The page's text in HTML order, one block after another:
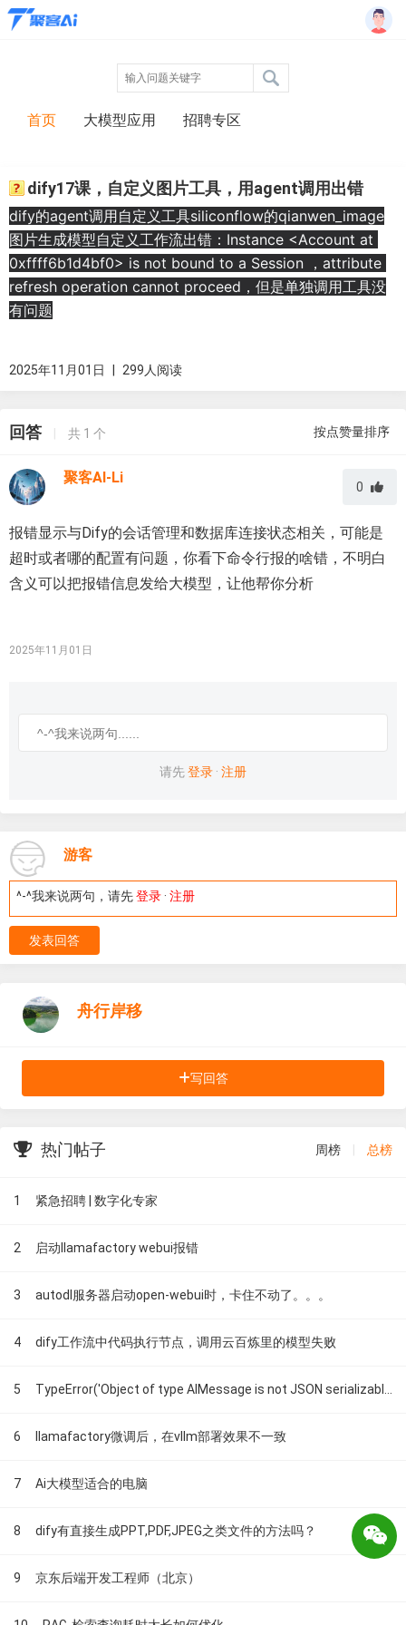
首页 大模型应用 招聘专区
dify17课，自定义图片工具，用agent调用出错
dify的agent调用自定义工具siliconflow的qianwen_image
图片生成模型自定义工作流出错：Instance <Account at
0xffff6b1d4bf0> is not bound to a Session ，attribute
refresh operation cannot proceed，但是单独调用工具没
有问题
2025年11月01日 299人阅读
回答 | 共 1 个 按点赞量排序
聚客AI-Li
0
报错显示与Dify的会话管理和数据库连接状态相关，可能是
超时或者哪的配置有问题，你看下命令行报的啥错，不明白
含义可以把报错信息发给大模型，让他帮你分析
2025年11月01日
请先登录 · 注册
游客
^-^我来说两句，请先登录 · 注册
发表回答
舟行岸移
写回答
热门帖子 周榜 总榜
1 紧急招聘 | 数字化专家
2 启动llamafactory webui报错
3 autodl服务器启动open-webui时，卡住不动了。。。
4 dify工作流中代码执行节点，调用云百炼里的模型失败
5
6 llamafactory微调后，在vllm部署效果不一致
7 Ai大模型适合的电脑
8 dify有直接生成PPT,PDF,JPEG之类文件的方法吗？
9 京东后端开发工程师（北京）